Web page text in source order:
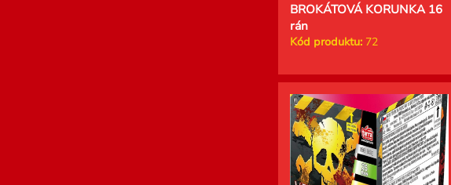
BROKÁTOVÁ KORUNKA 16
rán
Kód produktu:72